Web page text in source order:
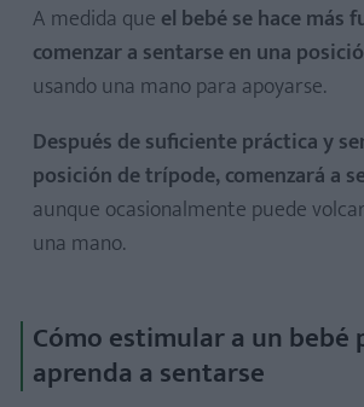
A medida que el bebé se hace más
comenzar a sentarse en una
usando una mano para apoyarse.
Después de suficiente práctica y
posición de trípode, comenzará a
aunque ocasionalmente puede
una mano.
Cómo estimular a un bebé
aprenda a sentarse